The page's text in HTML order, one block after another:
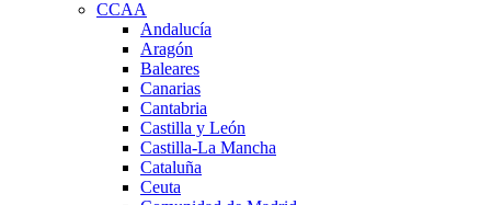
CCAA
Andalucía
Aragón
Baleares
Canarias
Cantabria
Castilla y León
Castilla-La Mancha
Cataluña
Ceuta